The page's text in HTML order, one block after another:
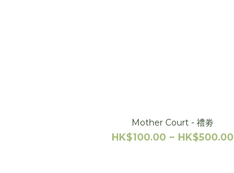
Mother Court - 禮劵
HK$100.00 ~ HK$500.00